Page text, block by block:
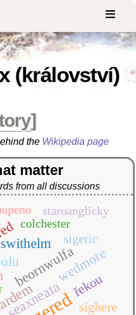
(království)
]
the Wikipedia page
matter
from all discussions
seaxneata
beornwulfa
swithelm
wedmore
sighere
řekou
sigeric
colchester
staroanglicky